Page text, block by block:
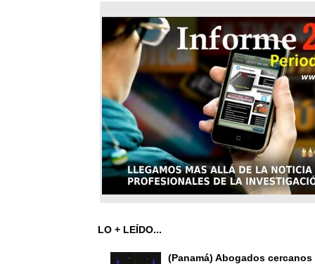
LO + LEÍDO...
(Panamá) Abogados